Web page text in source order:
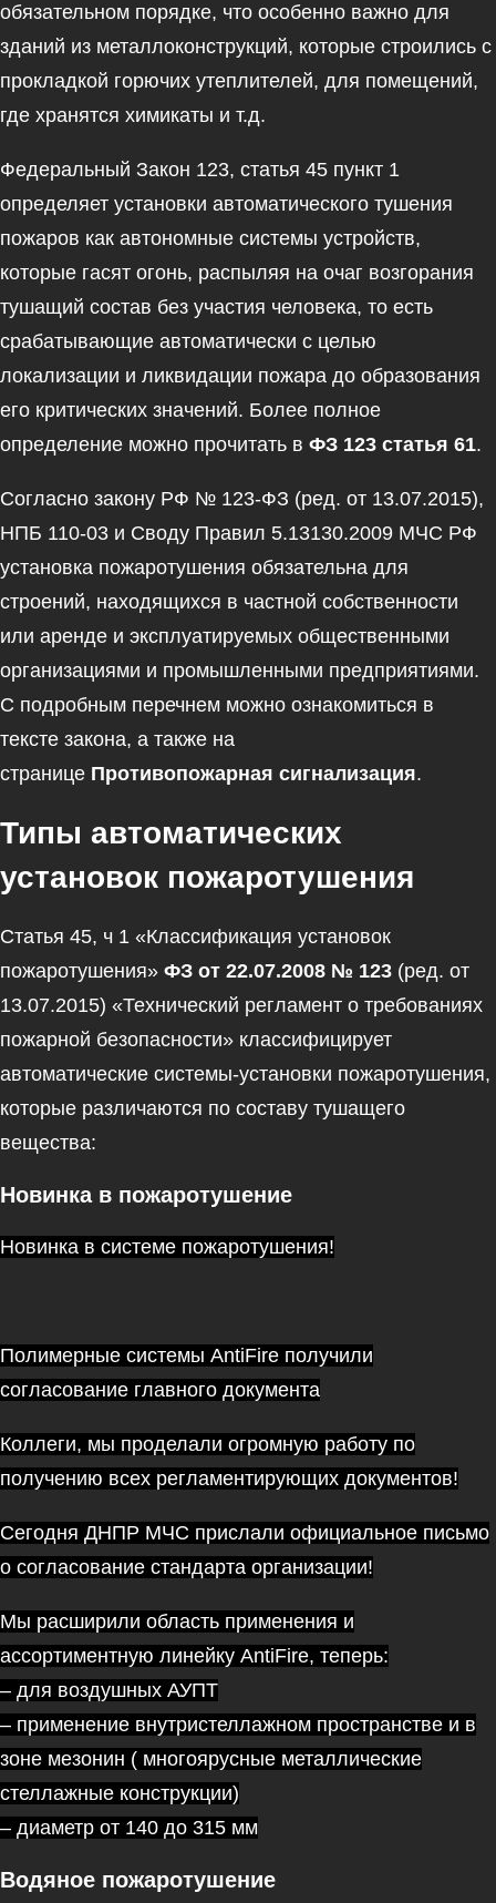
обязательном порядке, что особенно важно для
зданий из металлоконструкций, которые строились с
прокладкой горючих утеплителей, для помещений,
где хранятся химикаты и т.д.
Федеральный Закон 123, статья 45 пункт 1
определяет установки автоматического тушения
пожаров как автономные системы устройств,
которые гасят огонь, распыляя на очаг возгорания
тушащий состав без участия человека, то есть
срабатывающие автоматически с целью
локализации и ликвидации пожара до образования
его критических значений. Более полное
определение можно прочитать в ФЗ 123 статья 61.
Согласно закону РФ № 123-ФЗ (ред. от 13.07.2015),
НПБ 110-03 и Своду Правил 5.13130.2009 МЧС РФ
установка пожаротушения обязательна для
строений, находящихся в частной собственности
или аренде и эксплуатируемых общественными
организациями и промышленными предприятиями.
С подробным перечнем можно ознакомиться в
тексте закона, а также на
странице Противопожарная сигнализация.
Типы автоматических
установок пожаротушения
Статья 45, ч 1 «Классификация установок
пожаротушения» ФЗ от 22.07.2008 № 123 (ред. от
13.07.2015) «Технический регламент о требованиях
пожарной безопасности» классифицирует
автоматические системы-установки пожаротушения,
которые различаются по составу тушащего
вещества:
Новинка в пожаротушение
Новинка в системе пожаротушения!
Полимерные системы AntiFire получили
согласование главного документа
Коллеги, мы проделали огромную работу по
получению всех регламентирующих документов!
Сегодня ДНПР МЧС прислали официальное письмо
о согласование стандарта организации!
Мы расширили область применения и
ассортиментную линейку AntiFire, теперь:
– для воздушных АУПТ
– ⁠применение внутристеллажном пространстве и в
зоне мезонин ( многоярусные металлические
стеллажные конструкции)
– ⁠диаметр от 140 до 315 мм
Водяное пожаротушение